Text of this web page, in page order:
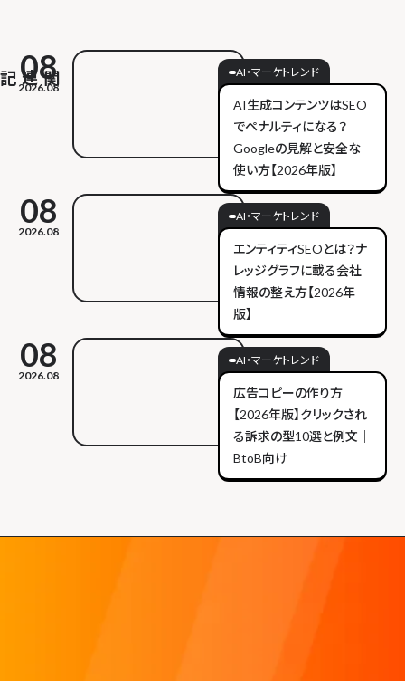
08
2026.08
AI・マーケトレンド
AI生成コンテンツはSEO
でペナルティになる？
Googleの見解と安全な
使い方【2026年版】
08
2026.08
AI・マーケトレンド
エンティティSEOとは？ナ
レッジグラフに載る会社
情報の整え方【2026年
版】
08
2026.08
AI・マーケトレンド
広告コピーの作り方
【2026年版】クリックされ
る訴求の型10選と例文｜
BtoB向け